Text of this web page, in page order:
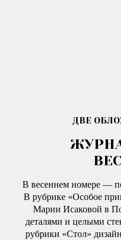
В весеннем номере —
В рубрике «Особое
Марии Исаковой в
деталями и целыми
рубрики «Стол»